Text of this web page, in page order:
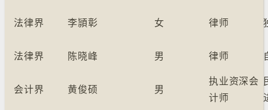
法律界 李頴彰 女 律师
法律界 陈晓峰 男 律师
会计界 黄俊硕 男
执业资深会
计师